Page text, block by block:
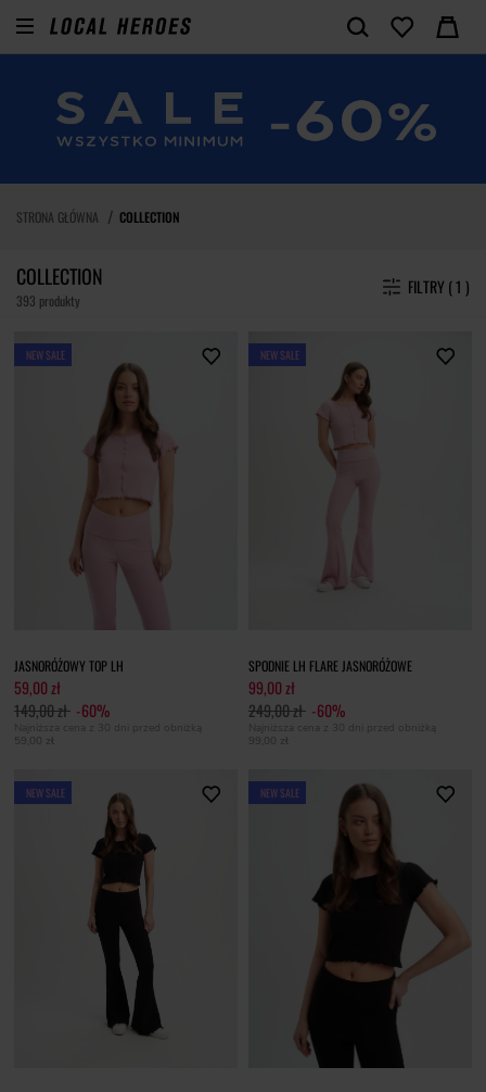
STRONA GŁÓWNA COLLECTION
COLLECTION
393 produkty
FILTRY ( 1 )
NEW SALE
JASNORÓŻOWY TOP LH
59,00 zł
149,00 zł -60%
Najniższa cena z 30 dni przed obniżką
59,00 zł
NEW SALE
SPODNIE LH FLARE JASNORÓŻOWE
99,00 zł
249,00 zł -60%
Najniższa cena z 30 dni przed obniżką
99,00 zł
NEW SALE NEW SALE